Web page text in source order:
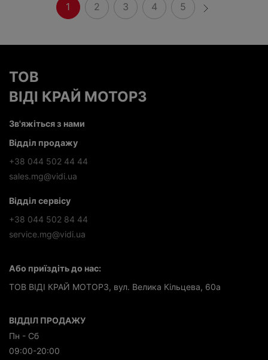
1 2 3 4 5
ТОВ
ВІДІ КРАЙ МОТОРЗ
Зв'яжіться з нами
Відділ продажу
+38 044 502 44 44
sales.mg@vidi.ua
Відділ сервісу
+38 044 502 84 44
service.mg@vidi.ua
Або приїздіть до нас:
ТОВ ВІДІ КРАЙ МОТОРЗ, вул. Велика Кільцева, 60а
ВІДДІЛ ПРОДАЖУ
Пн - Сб
09:00-20:00